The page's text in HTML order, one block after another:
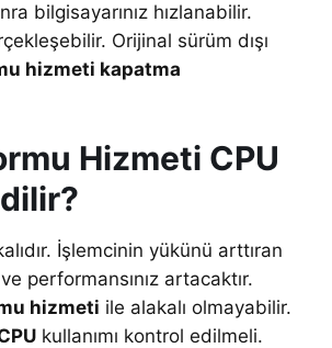
bilgisayarınız hızlanabilir.
Orijinal sürüm dışı
hizmeti kapatma
Hizmeti CPU
İşlemcinin yükünü arttıran
performansınız artacaktır.
hizmeti ile alakalı olmayabilir.
kullanımı kontrol edilmeli.